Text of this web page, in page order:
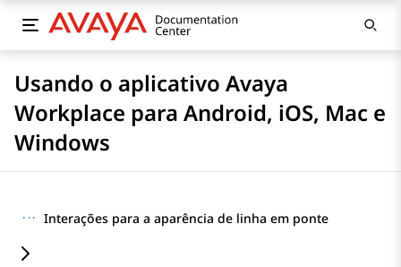
Usando o aplicativo Avaya
Workplace para Android, iOS, Mac e
Windows
··· Interações para a aparência de linha em ponte